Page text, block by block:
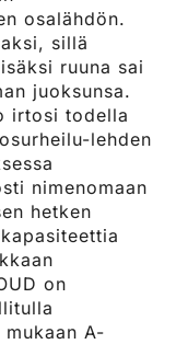
osalähdön.
sillä
ruuna sai
juoksunsa.
irtosi todella
lehden
nimenomaan
hetken
on
A-